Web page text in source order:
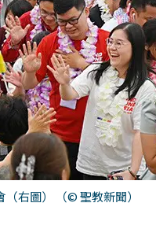
右圖） （© 聖教新聞）